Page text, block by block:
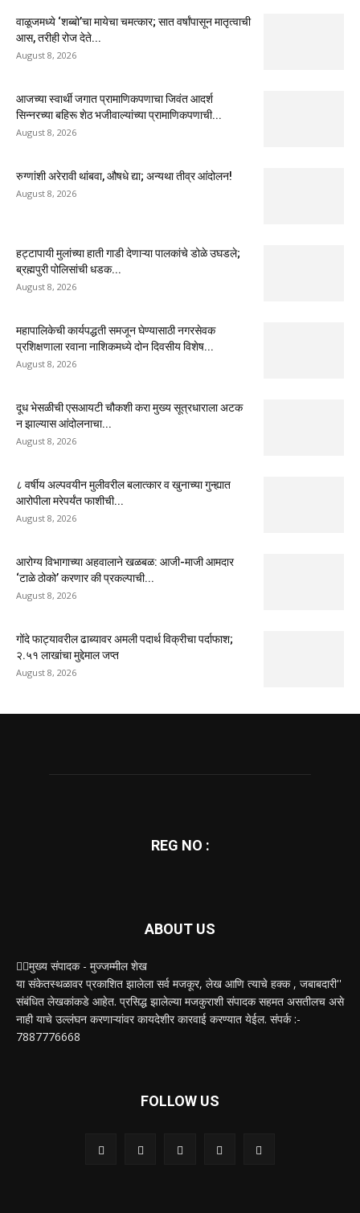
वाळूजमध्ये ‘शब्बो’चा मायेचा चमत्कार; सात वर्षांपासून मातृत्वाची
आस, तरीही रोज देते...
August 8, 2026
आजच्या स्वार्थी जगात प्रामाणिकपणाचा जिवंत आदर्श
सिन्नरच्या बहिरू शेठ भजीवाल्यांच्या प्रामाणिकपणाची...
August 8, 2026
रुग्णांशी अरेरावी थांबवा, औषधे द्या; अन्यथा तीव्र आंदोलन!
August 8, 2026
हट्टापायी मुलांच्या हाती गाडी देणाऱ्या पालकांचे डोळे उघडले;
ब्रह्मपुरी पोलिसांची धडक...
August 8, 2026
महापालिकेची कार्यपद्धती समजून घेण्यासाठी नगरसेवक
प्रशिक्षणाला रवाना नाशिकमध्ये दोन दिवसीय विशेष...
August 8, 2026
दूध भेसळीची एसआयटी चौकशी करा मुख्य सूत्रधाराला अटक
न झाल्यास आंदोलनाचा...
August 8, 2026
८ वर्षीय अल्पवयीन मुलीवरील बलात्कार व खुनाच्या गुन्ह्यात
आरोपीला मरेपर्यंत फाशीची...
August 8, 2026
आरोग्य विभागाच्या अहवालाने खळबळ: आजी-माजी आमदार
‘टाळे ठोको’ करणार की प्रकल्पाची...
August 8, 2026
गोंदे फाट्यावरील ढाब्यावर अमली पदार्थ विक्रीचा पर्दाफाश;
२.५१ लाखांचा मुद्देमाल जप्त
August 8, 2026
REG NO :
ABOUT US
✍🏻मुख्य संपादक - मुज्जम्मील शेख
या संकेतस्थळावर प्रकाशित झालेला सर्व मजकूर, लेख आणि त्याचे हक्क , जबाबदारी''
संबंधित लेखकांकडे आहेत. प्रसिद्ध झालेल्या मजकुराशी संपादक सहमत असतीलच असे
नाही याचे उल्लंघन करणाऱ्यांवर कायदेशीर कारवाई करण्यात येईल. संपर्क :-
7887776668
FOLLOW US